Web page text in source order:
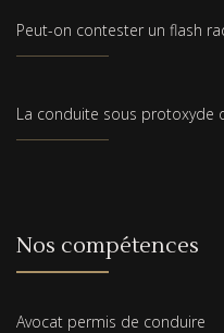
Peut-on contester un flash
La conduite sous protoxyde
Nos compétences
Avocat permis de conduire